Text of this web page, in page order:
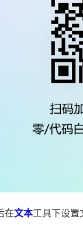
在文本工具下设置